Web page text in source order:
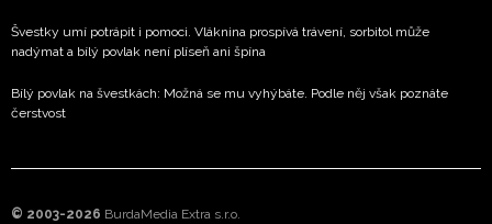
Švestky umí potrápit i pomoci. Vláknina prospívá trávení, sorbitol může
nadýmat a bílý povlak není plíseň ani špína
Bílý povlak na švestkách: Možná se mu vyhýbáte. Podle něj však poznáte
čerstvost
© 2003-2026 BurdaMedia Extra s.r.o.